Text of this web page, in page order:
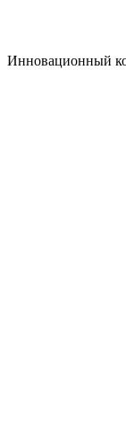
Инновационный